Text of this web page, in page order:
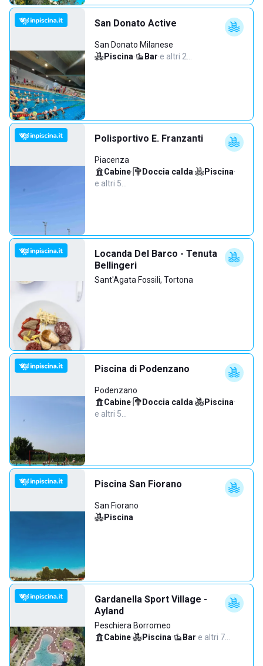
San Donato Active
San Donato Milanese
Piscina· Bar·e altri 2…
Polisportivo E. Franzanti
Piacenza
Cabine· Doccia calda· Piscina·
e altri 5…
Locanda Del Barco - Tenuta
Bellingeri
Sant'Agata Fossili, Tortona
Piscina di Podenzano
Podenzano
Cabine· Doccia calda· Piscina·
e altri 5…
Piscina San Fiorano
San Fiorano
Piscina
Gardanella Sport Village -
Ayland
Peschiera Borromeo
Cabine· Piscina· Bar·e altri 7…